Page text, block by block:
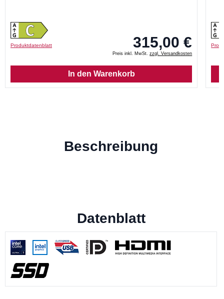
Produktdatenblatt 315,00 €
Preis inkl. MwSt.zzgl. Versandkosten
In den Warenkorb
Beschreibung
Datenblatt